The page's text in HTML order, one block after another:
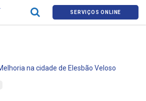
SERVIÇOS ONLINE
na cidade de Elesbão Veloso